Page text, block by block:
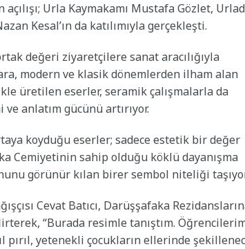
Urla Kaymakamı Mustafa Gözlet,
Kesal’ın da katılımıyla gerçekleşti.
değeri ziyaretçilere sanat aracılığıyla
modern ve klasik dönemlerden ilham alan
üretilen eserler, seramik çalışmalarla da
anlatım gücünü artırıyor.
koyduğu eserler; sadece estetik bir değer
Cemiyetinin sahip olduğu köklü dayanışma
görünür kılan birer sembol niteliği
Cevat Batıcı, Darüşşafaka
“Burada resimle tanıştım.
pırıl, yetenekli çocukların ellerinde